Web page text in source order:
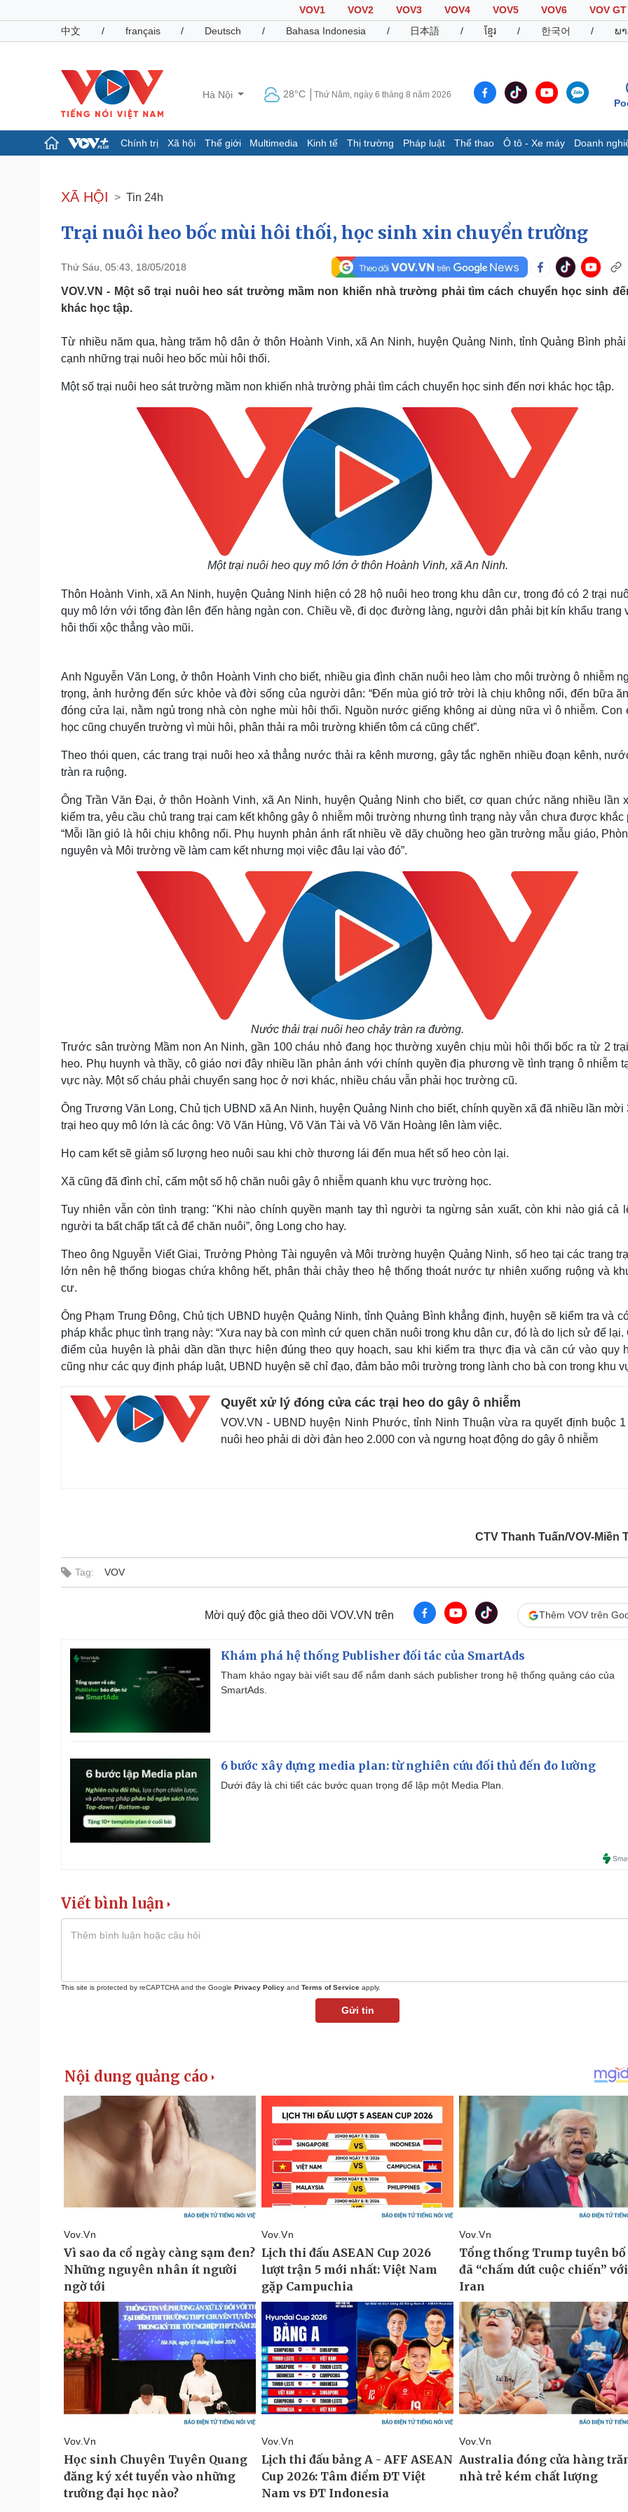
VOV1 VOV2 VOV3 VOV4 VOV5 VOV6
VOV GT
中文
/ français / Deutsch / Bahasa Indonesia / 日本語 / ខ្មែរ / 한국어 / ພ
Hà Nội 28°C Thứ Năm, ngày 6 tháng 8 năm 2026
Chính trị Xã hội Thế giới Multimedia Kinh tế Thị trường Pháp luật Thể thao Ô tô - Xe máy Doanh
Đảng
Tổ chức nhân sự
Nhận diện sự thật
Giáo dục
Dấu ấn VOV
E-Magazine
Infographic
Pháp luật
Vụ án
Tư vấn luật
Quân sự - Quốc phòng
Phân tích
Thể thao
Thế giới thể thao
Ô tô - Xe máy
Tư vấn
Sức khỏe
Dinh dưỡng - món ngon
Đời sống
Blog
Tình yêu - Gia đình
Văn hóa
Sân khấu - Điện ảnh
Di sản
Giải trí
Nghệ sĩ
Thời trang
Sao Việt
XÃ HỘI Tin 24h
Trại nuôi heo bốc mùi hôi thối, học sinh xin chuyển trường
Thứ Sáu, 05:43, 18/05/2018
VOV.VN - Một số trại nuôi heo sát trường mầm non khiến nhà trường phải tìm cách chuyển học sinh
khác học tập.
Từ nhiều năm qua, hàng trăm hộ dân ở thôn Hoành Vinh, xã An Ninh, huyện Quảng Ninh, tỉnh Quảng Bình
cạnh những trại nuôi heo bốc mùi hôi thối.
Một số trại nuôi heo sát trường mầm non khiến nhà trường phải tìm cách chuyển học sinh đến nơi khác học tập.
Một trại nuôi heo quy mô lớn ở thôn Hoành Vinh, xã An Ninh.
Thôn Hoành Vinh, xã An Ninh, huyện Quảng Ninh hiện có 28 hộ nuôi heo trong khu dân cư, trong đó có 2 trại
quy mô lớn với tổng đàn lên đến hàng ngàn con. Chiều về, đi dọc đường làng, người dân phải bịt kín khẩu trang
hôi thối xộc thẳng vào mũi.
Anh Nguyễn Văn Long, ở thôn Hoành Vinh cho biết, nhiều gia đình chăn nuôi heo làm cho môi trường ô nhiễm
trọng, ảnh hưởng đến sức khỏe và đời sống của người dân: “Đến mùa gió trở trời là chịu không nổi, đến bữa
đóng cửa lại, nằm ngủ trong nhà còn nghe mùi hôi thối. Nguồn nước giếng không ai dùng nữa vì ô nhiễm. Con
học cũng chuyển trường vì mùi hôi, phân thải ra môi trường khiến tôm cá cũng chết”.
Theo thói quen, các trang trại nuôi heo xả thẳng nước thải ra kênh mương, gây tắc nghẽn nhiều đoạn kênh,
tràn ra ruộng.
Ông Trần Văn Đại, ở thôn Hoành Vinh, xã An Ninh, huyện Quảng Ninh cho biết, cơ quan chức năng nhiều lần
kiểm tra, yêu cầu chủ trang trại cam kết không gây ô nhiễm môi trường nhưng tình trạng này vẫn chưa được khắc
“Mỗi lần gió là hôi chịu không nổi. Phụ huynh phản ánh rất nhiều về dãy chuồng heo gần trường mẫu giáo,
nguyên và Môi trường về làm cam kết nhưng mọi việc đâu lại vào đó”.
Nước thải trại nuôi heo chảy tràn ra đường.
Trước sân trường Mầm non An Ninh, gần 100 cháu nhỏ đang học thường xuyên chịu mùi hôi thối bốc ra từ 2
heo. Phụ huynh và thầy, cô giáo nơi đây nhiều lần phản ánh với chính quyền địa phương về tình trạng ô nhiễm
vực này. Một số cháu phải chuyển sang học ở nơi khác, nhiều cháu vẫn phải học trường cũ.
Ông Trương Văn Long, Chủ tịch UBND xã An Ninh, huyện Quảng Ninh cho biết, chính quyền xã đã nhiều lần mời
trại heo quy mô lớn là các ông: Võ Văn Hùng, Võ Văn Tài và Võ Văn Hoàng lên làm việc.
Họ cam kết sẽ giảm số lượng heo nuôi sau khi chờ thương lái đến mua hết số heo còn lại.
Xã cũng đã đình chỉ, cấm một số hộ chăn nuôi gây ô nhiễm quanh khu vực trường học.
Tuy nhiên vẫn còn tình trạng: "Khi nào chính quyền mạnh tay thì người ta ngừng sản xuất, còn khi nào giá cả
người ta bất chấp tất cả để chăn nuôi”, ông Long cho hay.
Theo ông Nguyễn Viết Giai, Trưởng Phòng Tài nguyên và Môi trường huyện Quảng Ninh, số heo tại các trang
lớn nên hệ thống biogas chứa không hết, phân thải chảy theo hệ thống thoát nước tự nhiên xuống ruộng và
cư.
Ông Phạm Trung Đông, Chủ tịch UBND huyện Quảng Ninh, tỉnh Quảng Bình khẳng định, huyện sẽ kiểm tra và
pháp khắc phục tình trạng này: “Xưa nay bà con mình cứ quen chăn nuôi trong khu dân cư, đó là do lịch sử để lại.
điểm của huyện là phải dần dần thực hiện đúng theo quy hoạch, sau khi kiểm tra thực địa và căn cứ vào quy
cũng như các quy định pháp luật, UBND huyện sẽ chỉ đạo, đảm bảo môi trường trong lành cho bà con trong khu
Quyết xử lý đóng cửa các trại heo do gây ô nhiễm
VOV.VN - UBND huyện Ninh Phước, tỉnh Ninh Thuận vừa ra quyết định buộc 1
nuôi heo phải di dời đàn heo 2.000 con và ngưng hoạt động do gây ô nhiễm
CTV Thanh Tuấn/VOV-Miền
Tag: VOV
Mời quý độc giả theo dõi VOV.VN trên Thêm VOV trên
Khám phá hệ thống Publisher đối tác của SmartAds
Tham khảo ngay bài viết sau để nắm danh sách publisher trong hệ thống quảng cáo của
SmartAds.
6 bước xây dựng media plan: từ nghiên cứu đối thủ đến đo lường
Dưới đây là chi tiết các bước quan trọng để lập một Media Plan.
Viết bình luận
This site is protected by reCAPTCHA and the Google Privacy Policy and Terms of Service apply.
Gửi tin